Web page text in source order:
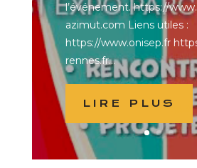
l’événement. https://
azimut.com Liens utiles :
https://www.onisep.fr
rennes.fr...
LIRE PLUS